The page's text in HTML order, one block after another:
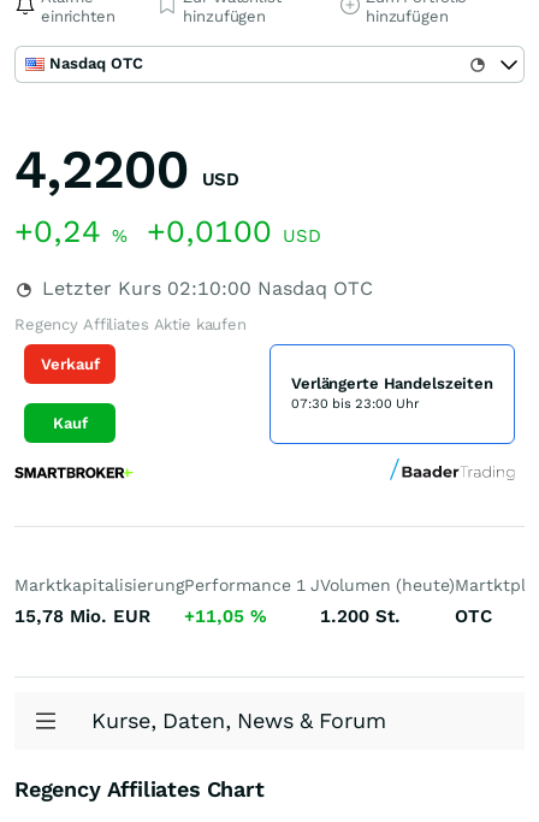
einrichten
hinzufügen
hinzufügen
Nasdaq OTC
4,2200 USD
+0,24 % +0,0100 USD
Letzter Kurs 02:10:00 Nasdaq OTC
Regency Affiliates Aktie kaufen
Verkauf
Kauf
Verlängerte Handelszeiten
07:30 bis 23:00 Uhr
Marktkapitalisierung
15,78 Mio. EUR
Performance 1 J
+11,05 %
Volumen (heute)
1.200 St. OTC
Kurse, Daten, News & Forum
Regency Affiliates Chart